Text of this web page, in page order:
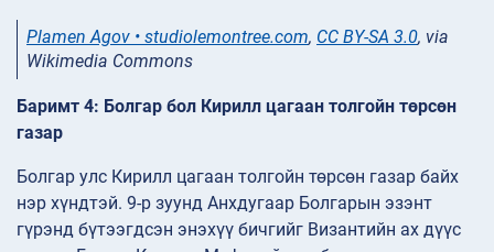
Plamen Agov • studiolemontree.com, CC BY-SA 3.0, via
Wikimedia Commons
Баримт 4: Болгар бол Кирилл цагаан толгойн төрсөн
газар
Болгар улс Кирилл цагаан толгойн төрсөн газар байх
нэр хүндтэй. 9-р зуунд Анхдугаар Болгарын эзэнт
гүрэнд бүтээгдсэн энэхүү бичгийг Византийн ах дүүс